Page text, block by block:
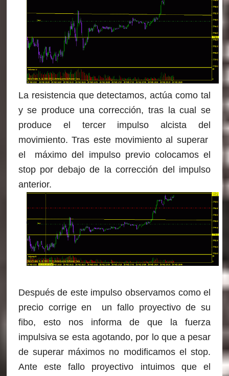
La resistencia que detectamos, actúa como tal
y se produce una corrección, tras la cual se
produce el tercer impulso alcista del
movimiento. Tras este movimiento al superar
el máximo del impulso previo colocamos el
stop por debajo de la corrección del impulso
anterior.
Después de este impulso observamos como el
precio corrige en un fallo proyectivo de su
fibo, esto nos informa de que la fuerza
impulsiva se esta agotando, por lo que a pesar
de superar máximos no modificamos el stop.
Ante este fallo proyectivo intuimos que el